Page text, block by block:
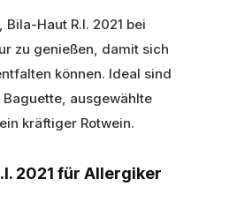
Haut R.I. 2021 bei
zu genießen, damit sich
können. Ideal sind
ausgewählte
kräftiger Rotwein.
2021 für Allergiker